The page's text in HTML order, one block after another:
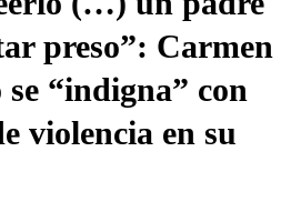
TV
Chilena
en medios
preso”: Carmen
“indigna” con
violencia en su